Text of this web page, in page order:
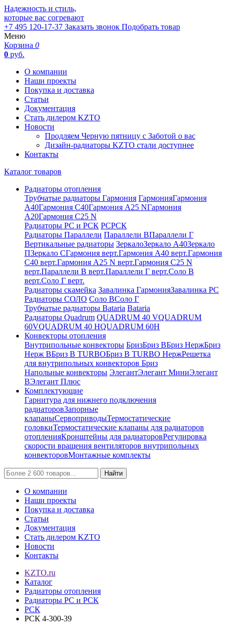
Надежность и стиль,
которые вас согревают
+7 495 120-17-37 Заказать звонок Подобрать товар
Меню
Корзина 0
0 руб.
О компании
Наши проекты
Покупка и доставка
Статьи
Документация
Стать дилером KZTO
Новости
Продляем Черную пятницу с Заботой о вас
Дизайн-радиаторы KZTO стали доступнее
Контакты
Каталог товаров
Радиаторы отопления
Трубчатые радиаторы Гармония ГармонияГармония
А40Гармония С40Гармония А25 NГармония
А20Гармония С25 N
Радиаторы РС и РСК РСРСК
Радиаторы Параллели Параллели ВПараллели Г
Вертикальные радиаторы ЗеркалоЗеркало А40Зеркало
ПЗеркало СГармония верт.Гармония А40 верт.Гармония
С40 верт.Гармония А25 N верт.Гармония С25 N
верт.Параллели В верт.Параллели Г верт.Соло В
верт.Соло Г верт.
Радиаторы скамейка Завалинка ГармонияЗавалинка РС
Радиаторы СОЛО Соло ВСоло Г
Трубчатые радиаторы Bataria Bataria
Радиаторы Quadrum QUADRUM 40 VQUADRUM
60VQUADRUM 40 HQUADRUM 60H
Конвекторы отопления
Внутрипольные конвекторы БризБриз ВБриз НержБриз
Нерж ВБриз В TURBOБриз В TURBO НержРешетка
для внутрипольных конвекторов Бриз
Напольные конвекторы ЭлегантЭлегант МиниЭлегант
ВЭлегант Плюс
Комплектующие
Гарнитура для нижнего подключения
радиаторовЗапорные
клапаныСервоприводыТермостатические
головкиТермостатические клапаны для радиаторов
отопленияКронштейны для радиаторовРегулировка
скорости вращения вентиляторов внутрипольных
конвекторовМонтажные комплекты
Найти
О компании
Наши проекты
Покупка и доставка
Статьи
Документация
Стать дилером KZTO
Новости
Контакты
KZTO.ru
Каталог
Радиаторы отопления
Радиаторы РС и РСК
РСК
РСК 4-300-39